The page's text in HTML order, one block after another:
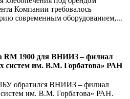
Компании требовалось
современным оборудованием,...
RM 1900 для ВНИИЗ – филиал
им. В.М. Горбатова» РАН
обратился ВНИИЗ – филиал
им. В.М. Горбатова» РАН.